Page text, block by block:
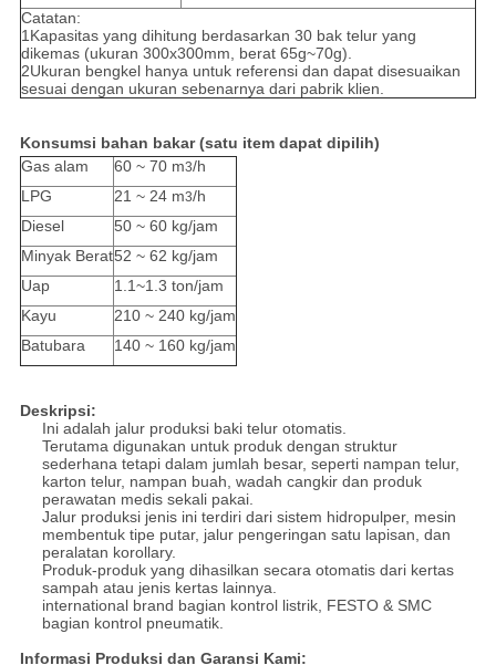
Catatan:
1Kapasitas yang dihitung berdasarkan 30 bak telur yang
dikemas (ukuran 300x300mm, berat 65g~70g).
2Ukuran bengkel hanya untuk referensi dan dapat disesuaikan
sesuai dengan ukuran sebenarnya dari pabrik klien.
Konsumsi bahan bakar (satu item dapat dipilih)
Gas alam
60 ~ 70 m3/h
LPG
21 ~ 24 m3/h
Diesel
50 ~ 60 kg/jam
Minyak Berat52 ~ 62 kg/jam
Uap
1.1~1.3 ton/jam
Kayu
210 ~ 240 kg/jam
Batubara
140 ~ 160 kg/jam
Deskripsi:
Ini adalah jalur produksi baki telur otomatis.
Terutama digunakan untuk produk dengan struktur
sederhana tetapi dalam jumlah besar, seperti nampan telur,
karton telur, nampan buah, wadah cangkir dan produk
perawatan medis sekali pakai.
Jalur produksi jenis ini terdiri dari sistem hidropulper, mesin
membentuk tipe putar, jalur pengeringan satu lapisan, dan
peralatan korollary.
Produk-produk yang dihasilkan secara otomatis dari kertas
sampah atau jenis kertas lainnya.
international brand bagian kontrol listrik, FESTO & SMC
bagian kontrol pneumatik.
Informasi Produksi dan Garansi Kami: